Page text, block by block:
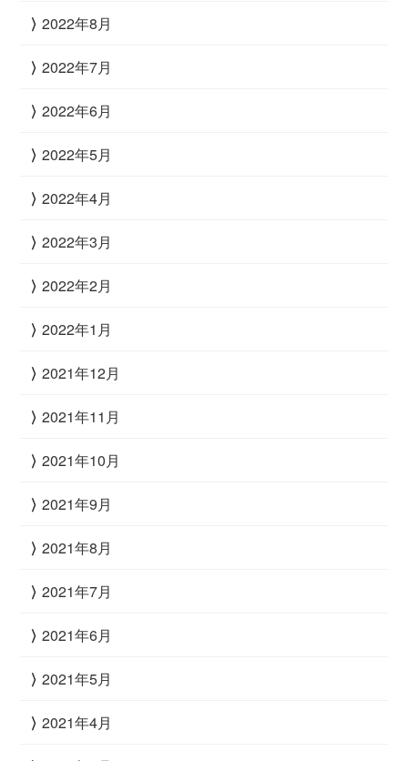
2022年8月
2022年7月
2022年6月
2022年5月
2022年4月
2022年3月
2022年2月
2022年1月
2021年12月
2021年11月
2021年10月
2021年9月
2021年8月
2021年7月
2021年6月
2021年5月
2021年4月